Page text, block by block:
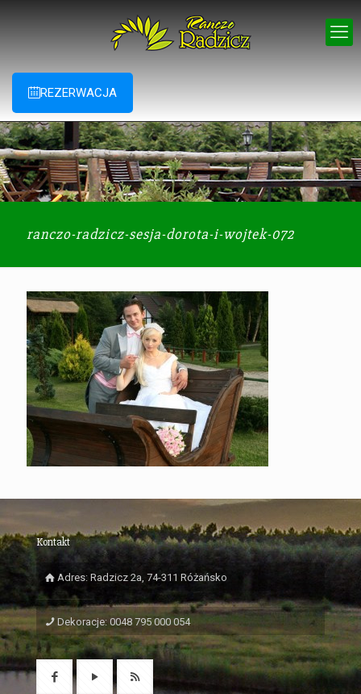
REZERWACJA
ranczo-radzicz-sesja-dorota-i-wojtek-072
Kontakt
Adres: Radzicz 2a, 74-311 Różańsko
Dekoracje: 0048 795 000 054